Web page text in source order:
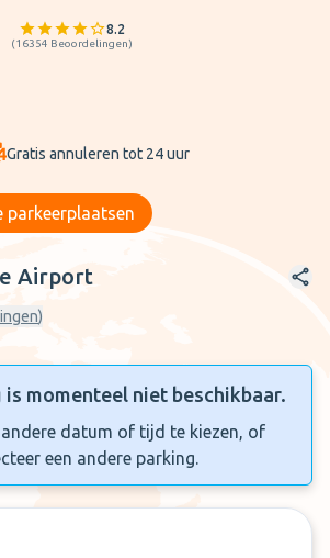
8.2
(16354 Beoordelingen)
Gratis annuleren tot 24 uur
parkeerplaatsen
Airport
)
is momenteel niet beschikbaar.
andere datum of tijd te kiezen, of
een andere parking.